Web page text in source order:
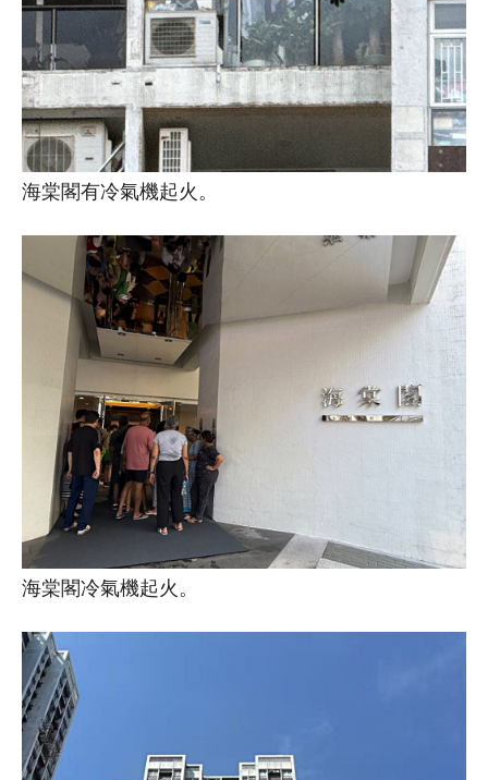
海棠閣有冷氣機起火。
海棠閣冷氣機起火。